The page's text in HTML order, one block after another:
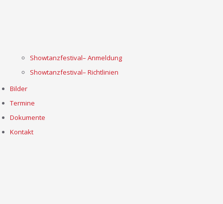
Showtanzfestival– Anmeldung
Showtanzfestival– Richtlinien
Bilder
Termine
Dokumente
Kontakt